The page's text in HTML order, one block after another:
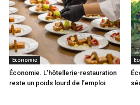
Economie
Économie. L’hôtellerie-restauration
reste un poids lourd de l’emploi